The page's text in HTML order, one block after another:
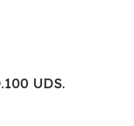
UDS.